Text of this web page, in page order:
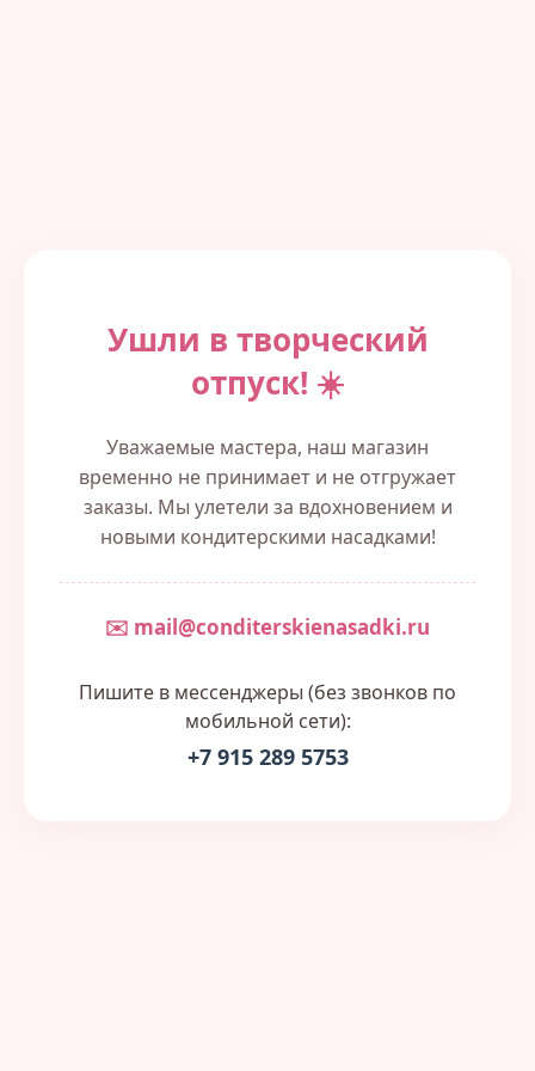
Ушли в творческий
отпуск! ☀️
Уважаемые мастера, наш магазин
временно не принимает и не отгружает
заказы. Мы улетели за вдохновением и
новыми кондитерскими насадками!
✉️ mail@conditerskienasadki.ru
Пишите в мессенджеры (без звонков по
мобильной сети):
+7 915 289 5753